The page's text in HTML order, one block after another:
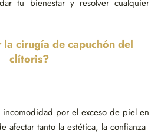
tu bienestar y resolver cualquier
cirugía de capuchón del
clítoris?
incomodidad por el exceso de piel en
afectar tanto la estética, la confianza